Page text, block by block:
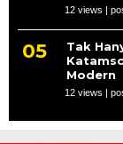
12 views |
Tak
Modern
12 views |